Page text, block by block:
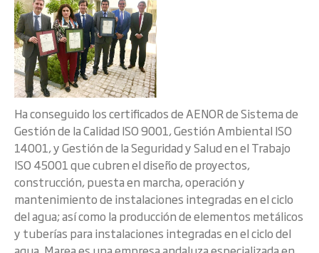
Ha conseguido los certificados de AENOR de Sistema de
Gestión de la Calidad ISO 9001, Gestión Ambiental ISO
14001, y Gestión de la Seguridad y Salud en el Trabajo
ISO 45001 que cubren el diseño de proyectos,
construcción, puesta en marcha, operación y
mantenimiento de instalaciones integradas en el ciclo
del agua; así como la producción de elementos metálicos
y tuberías para instalaciones integradas en el ciclo del